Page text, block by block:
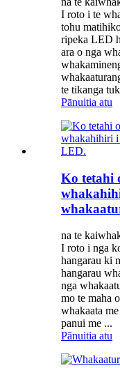
I roto i te
tohu
ripeka LED
ara o nga
te tikanga
Pānuitia atu
Ko tetahi
na te
I roto i nga
hangarau ki
hangarau
nga
mo te maha
whakaata
panui me ...
Pānuitia atu